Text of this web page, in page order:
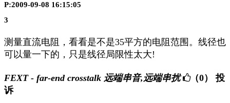
P:2009-09-08 16:15:05
3
测量直流电阻，看看是不是35平方的电阻范围。线径也
可以量一下的，只是线径局限性太大!
FEXT - far-end crosstalk 远端串音,远端串扰 （0）
投
诉